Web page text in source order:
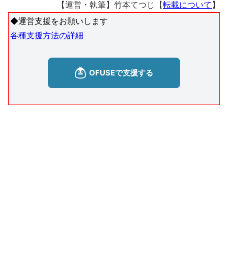
【運営・執筆】竹本てつじ【転載について 】
◆運営支援をお願いします
各種支援方法の詳細